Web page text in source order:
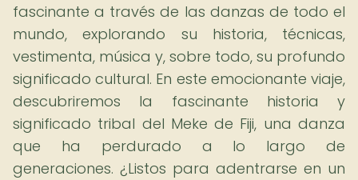
fascinante a través de las danzas de todo el
mundo, explorando su historia, técnicas,
vestimenta, música y, sobre todo, su profundo
significado cultural. En este emocionante viaje,
descubriremos la fascinante historia y
significado tribal del Meke de Fiji, una danza
que ha perdurado a lo largo de
generaciones. ¿Listos para adentrarse en un